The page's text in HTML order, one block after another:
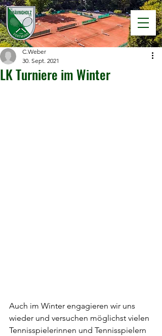
LK Turniere im Winter
C.Weber
30. Sept. 2021
Auch im Winter engagieren wir uns
wieder und versuchen möglichst vielen
Tennisspielerinnen und Tennisspielern